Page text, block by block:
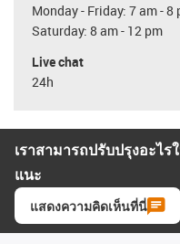
Monday - Friday: 7 am - 8
Saturday: 8 am - 12 pm
Live chat
24h
เราสามารถปรับปรุงอะไ
แนะ
แสดงความคิดเห็นที่นี่